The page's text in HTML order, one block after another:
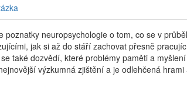
poznatky neuropsychologie o tom, co se v
jak si až do stáří zachovat přesně
také dozvědí, které problémy paměti a
výzkumná zjištění a je odlehčená hrami